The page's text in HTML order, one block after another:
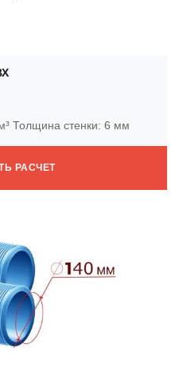
Толщина стенки: 6 мм
РАСЧЕТ